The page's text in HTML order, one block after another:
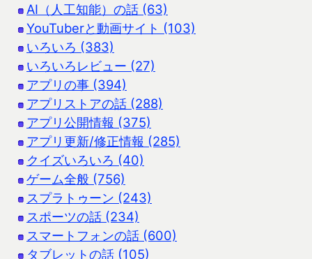
AI（人工知能）の話 (63)
YouTuberと動画サイト (103)
いろいろ (383)
いろいろレビュー (27)
アプリの事 (394)
アプリストアの話 (288)
アプリ公開情報 (375)
アプリ更新/修正情報 (285)
クイズいろいろ (40)
ゲーム全般 (756)
スプラトゥーン (243)
スポーツの話 (234)
スマートフォンの話 (600)
タブレットの話 (105)